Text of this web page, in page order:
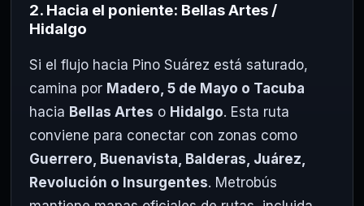
2. Hacia el poniente: Bellas Artes /
Hidalgo
Si el flujo hacia Pino Suárez está saturado,
camina por Madero, 5 de Mayo o Tacuba
hacia Bellas Artes o Hidalgo. Esta ruta
conviene para conectar con zonas como
Guerrero, Buenavista, Balderas, Juárez,
Revolución o Insurgentes. Metrobús